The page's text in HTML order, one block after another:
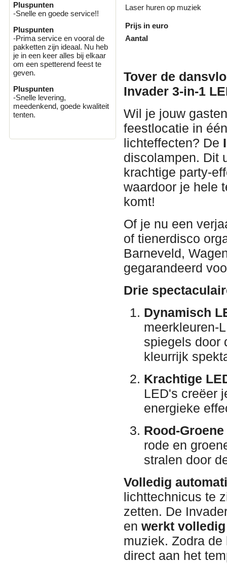
Pluspunten
-Snelle en goede service!!
Pluspunten
-Prima service en vooral de
pakketten zijn ideaal. Nu heb
je in een keer alles bij elkaar
om een spetterend feest te
geven.
Pluspunten
-Snelle levering,
meedenkend, goede kwaliteit
tenten.
Laser huren op muziek
Prijs in euro
Aantal
Tover de
Invader 3-in-1
Wil je jouw
feestlocatie in
lichteffecten? De
discolampen. Dit
krachtige party-
waardoor je hele
komt!
Of je nu een
of tienerdisco
Barneveld,
gegarandeerd
Drie
Dynamisch
meerkleuren-
spiegels door
kleurrijk
Krachtige
LED's creëer
energieke
Rood-
rode en
stralen door
Volledig
lichttechnicus te
zetten. De
en werkt
muziek. Zodra
direct aan het